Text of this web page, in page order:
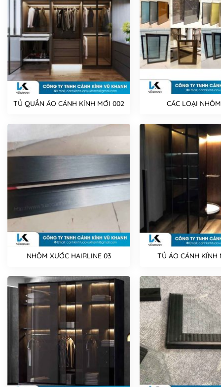
phù hợp nhất thị trường.
Liên hệ ngay📞 0974 11 68 77 để được TƯ VẤN
TỦ QUẦN ÁO CÁNH KÍNH MỚI 002 CÁC LOẠI
NHÔM XƯỚC HAIRLINE 03 TỦ ÁO CÁNH KÍNH